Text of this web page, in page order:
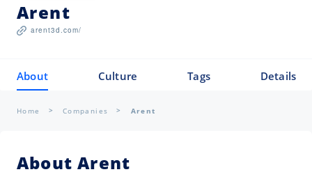
Arent
arent3d.com/
About Culture Tags Details
Home Companies Arent
About Arent